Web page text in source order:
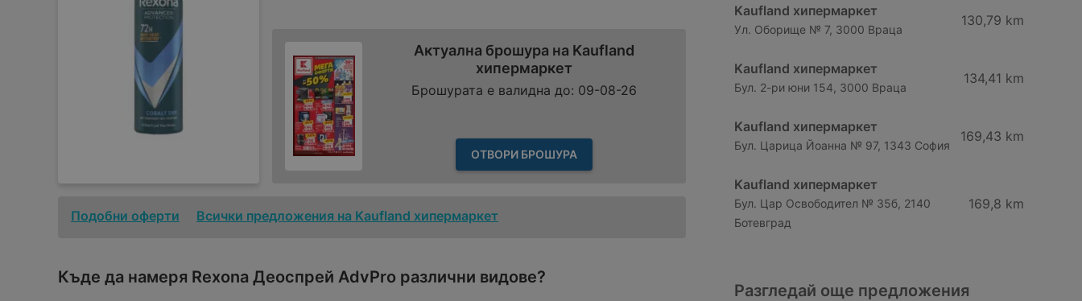
Актуална брошура на Kaufland
хипермаркет
Брошурата е валидна до: 09-08-26
ОТВОРИ БРОШУРА
Подобни оферти Всички предложения на Kaufland хипермаркет
Къде да намеря Rexona Деоспрей AdvPro различни видове?
Kaufland хипермаркет
Ул. Оборище № 7, 3000 Враца
130,79 km
Kaufland хипермаркет
Бул. 2-ри юни 154, 3000 Враца
134,41 km
Kaufland хипермаркет
Бул. Царица Йоанна № 97, 1343 София
169,43 km
Kaufland хипермаркет
Бул. Цар Освободител № 35б, 2140
Ботевград
169,8 km
Разгледай още предложения